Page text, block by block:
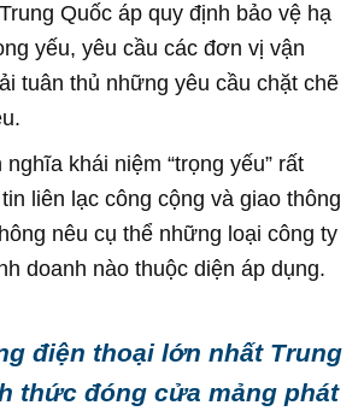
Quốc áp quy định bảo vệ hạ
yếu, yêu cầu các đơn vị vận
tuân thủ những yêu cầu chặt chẽ
khái niệm “trọng yếu” rất
liên lạc công cộng và giao thông
nêu cụ thể những loại công ty
doanh nào thuộc diện áp dụng.
điện thoại lớn nhất Trung
thức đóng cửa mảng phát